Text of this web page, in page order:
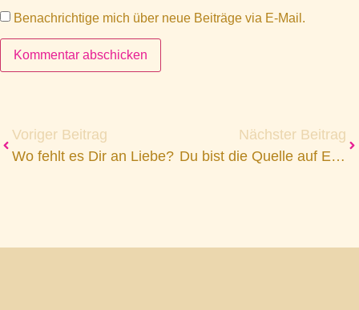
Benachrichtige mich über neue Beiträge via E-Mail.
Voriger Beitrag
Wo fehlt es Dir an Liebe?
Nächster Beitrag
Du bist die Quelle auf Erden